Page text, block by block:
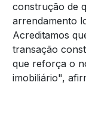
construção de
arrendamento
Acreditamos
transação
que reforça o
imobiliário",